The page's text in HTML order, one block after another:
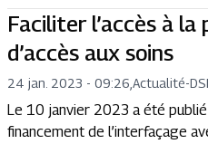
Faciliter l’accès à
d’accès aux soins
24 jan. 2023 - 09:26 Actualité-
Le 10 janvier 2023 a été
financement de l’interfaçage